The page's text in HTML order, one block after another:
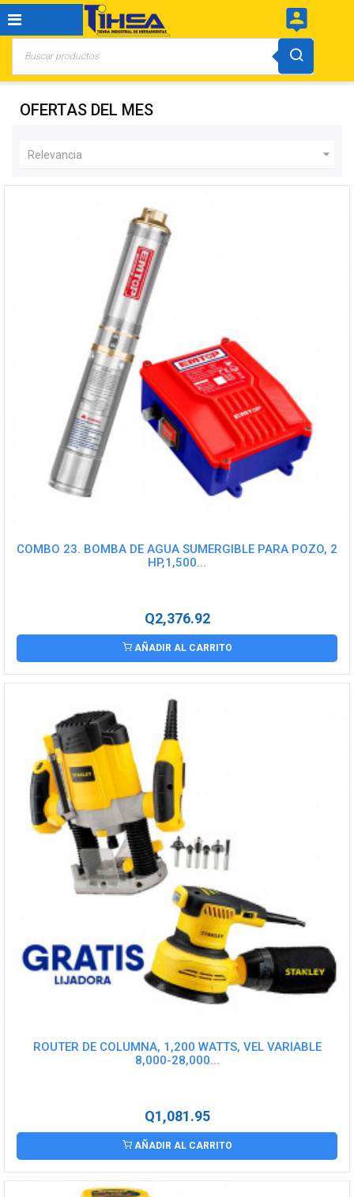
person_pin
OFERTAS DEL MES
Relevancia 
COMBO 23. BOMBA DE AGUA SUMERGIBLE PARA POZO, 2
HP,1,500...
Q2,376.92
AÑADIR AL CARRITO
ROUTER DE COLUMNA, 1,200 WATTS, VEL VARIABLE
8,000-28,000...
Q1,081.95
AÑADIR AL CARRITO